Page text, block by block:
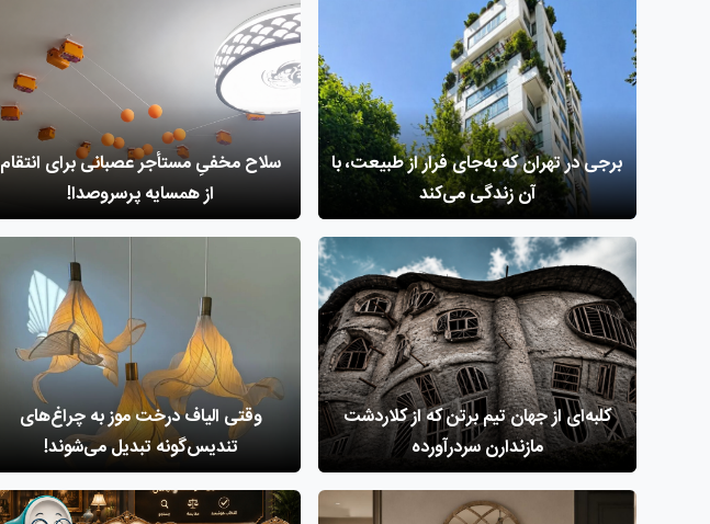
برجی در تهران که به‌جای فرار از طبیعت، با
آن زندگی می‌کند
سلاح مخفیِ مستأجر عصبانی برای انتقام
از همسایه پرسر‌وصدا!
کلبه‌ای از جهان تیم برتن که از کلاردشت
مازندارن سردرآورده
وقتی الیاف درخت موز به چراغ‌های
تندیس‌گونه تبدیل می‌شوند!